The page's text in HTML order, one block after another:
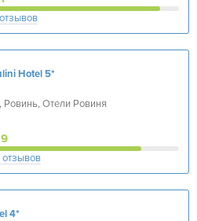
Hotel5*
Ровинь, Отели Ровиня
отзывов
4*